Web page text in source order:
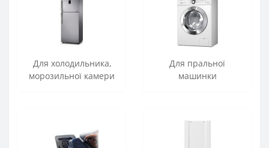
Для холодильника,
морозильної камери
Для пральної
машинки